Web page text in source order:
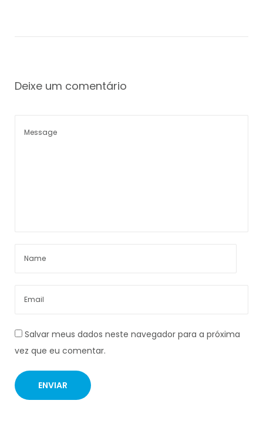
Deixe um comentário
Salvar meus dados neste navegador para a próxima
vez que eu comentar.